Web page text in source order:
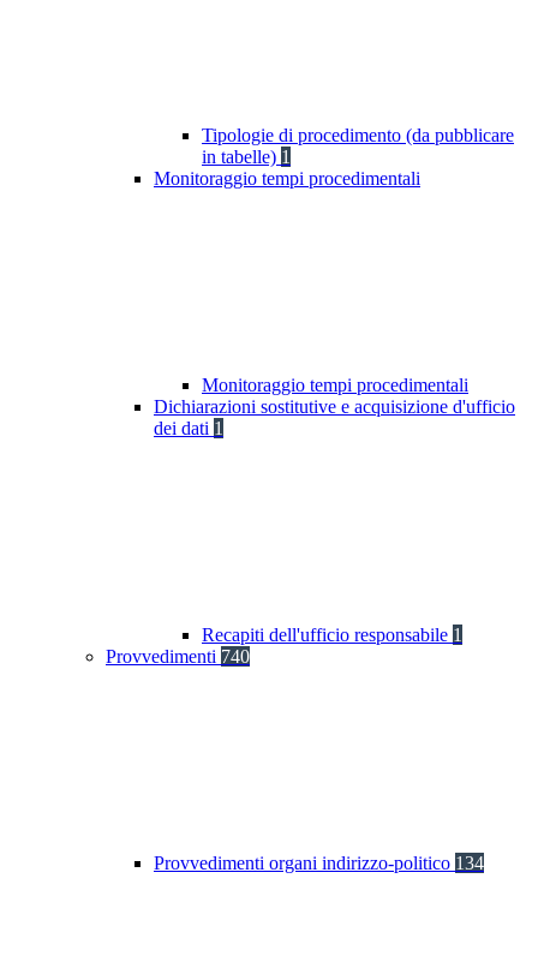
Tipologie di procedimento (da pubblicare
in tabelle) 1
Monitoraggio tempi procedimentali
Monitoraggio tempi procedimentali
Dichiarazioni sostitutive e acquisizione d'ufficio
dei dati 1
Recapiti dell'ufficio responsabile 1
Provvedimenti 740
Provvedimenti organi indirizzo-politico 134